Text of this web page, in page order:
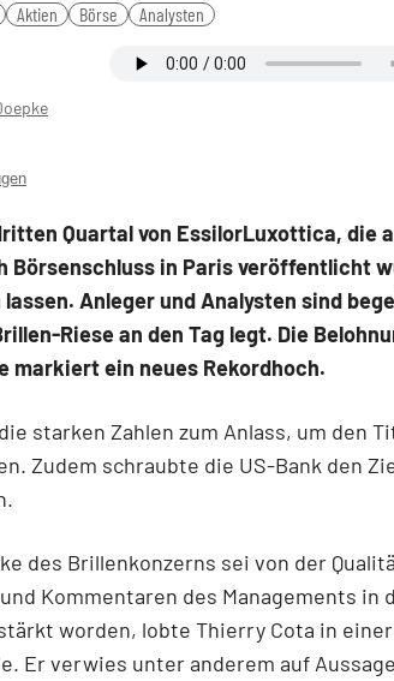
Aktien Börse Analysten
Quartal von EssilorLuxottica, die
Börsenschluss in Paris veröffentlicht
Anleger und Analysten sind
Riese an den Tag legt. Die
markiert ein neues Rekordhoch.
starken Zahlen zum Anlass, um den
Zudem schraubte die US-Bank den
des Brillenkonzerns sei von der
Kommentaren des Managements in
worden, lobte Thierry Cota in
Er verwies unter anderem auf